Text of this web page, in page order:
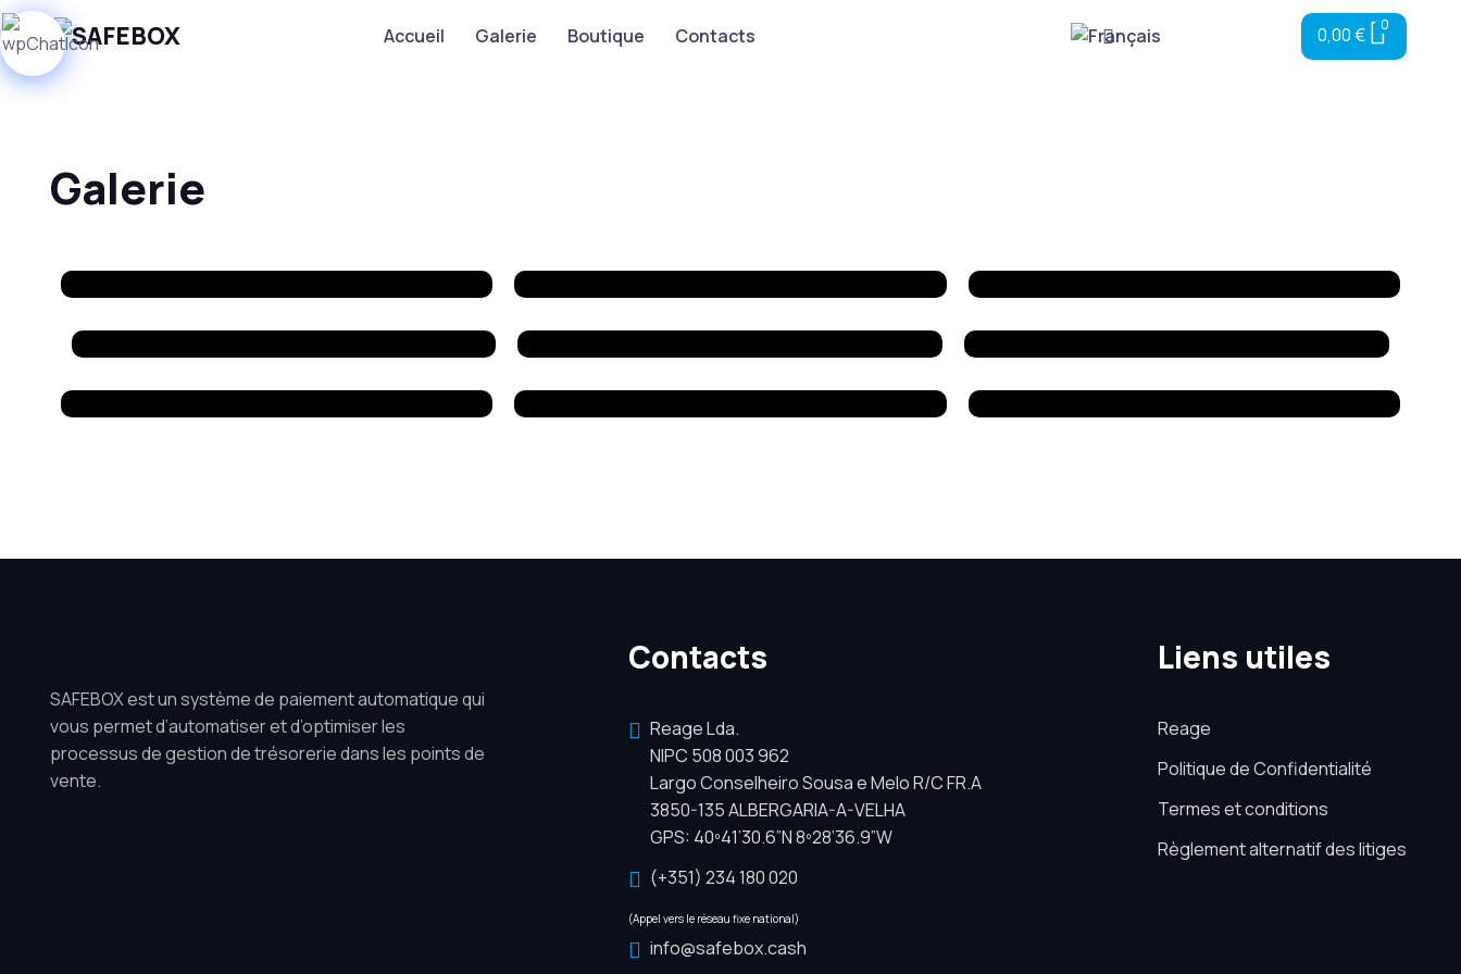
Accueil Galerie Boutique Contacts 0,00€ 0
Galerie
SAFEBOX est un système de paiement automatique qui
vous permet d’automatiser et d’optimiser les
processus de gestion de trésorerie dans les points de
vente.
Contacts
Reage Lda.
NIPC 508 003 962
Largo Conselheiro Sousa e Melo R/C FR.A
3850-135 ALBERGARIA-A-VELHA
GPS: 40º41’30.6”N 8º28’36.9”W
(+351) 234 180 020
(Appel vers le réseau fixe national)
info@safebox.cash
Liens utiles
Reage
Politique de Confidentialité
Termes et conditions
Règlement alternatif des litiges